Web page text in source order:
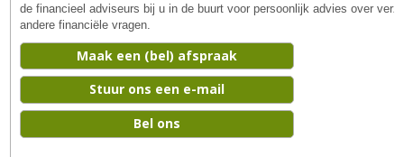
de financieel adviseurs bij u in de buurt voor persoonlijk advies over
andere financiële vragen.
Maak een (bel) afspraak
Stuur ons een e-mail
Bel ons